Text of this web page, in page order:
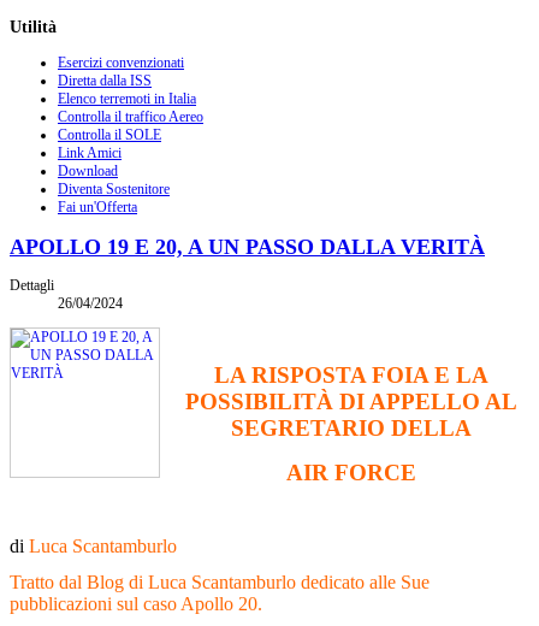
Utilità
Esercizi convenzionati
Diretta dalla ISS
Elenco terremoti in Italia
Controlla il traffico Aereo
Controlla il SOLE
Link Amici
Download
Diventa Sostenitore
Fai un'Offerta
APOLLO 19 E 20, A UN PASSO DALLA VERITÀ
Dettagli
26/04/2024
LA RISPOSTA FOIA E LA
POSSIBILITÀ DI APPELLO AL
SEGRETARIO DELLA
AIR FORCE
di Luca Scantamburlo
Tratto dal Blog di Luca Scantamburlo dedicato alle Sue
pubblicazioni sul caso Apollo 20.